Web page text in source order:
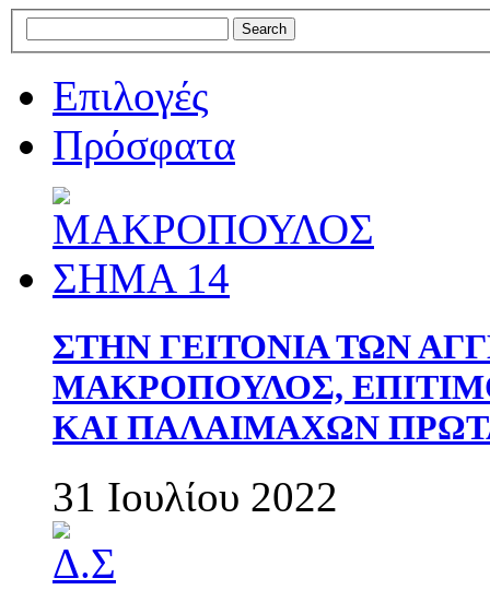
Επιλογές
Πρόσφατα
ΣΤΗΝ ΓΕΙΤΟΝΙΑ ΤΩΝ
ΜΑΚΡΟΠΟΥΛΟΣ,
ΚΑΙ ΠΑΛΑΙΜΑΧΩΝ
31 Ιουλίου 2022